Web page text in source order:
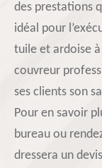
des prestations
idéal pour
tuile et ardoise à
couvreur
ses clients son
Pour en savoir
bureau ou
dressera un